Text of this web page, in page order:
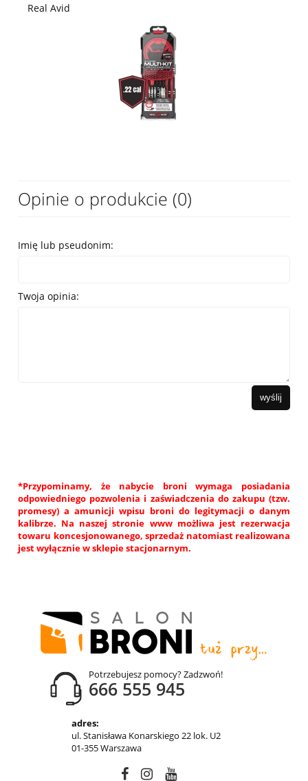
Real Avid
Opinie o produkcie (0)
Imię lub pseudonim:
Twoja opinia:
wyślij
*Przypominamy, że nabycie broni wymaga posiadania
odpowiedniego pozwolenia i zaświadczenia do zakupu (tzw.
promesy) a amunicji wpisu broni do legitymacji o danym
kalibrze. Na naszej stronie www możliwa jest rezerwacja
towaru koncesjonowanego, sprzedaż natomiast realizowana
jest wyłącznie w sklepie stacjonarnym.
Potrzebujesz pomocy? Zadzwoń!
666 555 945
adres:
ul. Stanisława Konarskiego 22 lok. U2
01-355 Warszawa